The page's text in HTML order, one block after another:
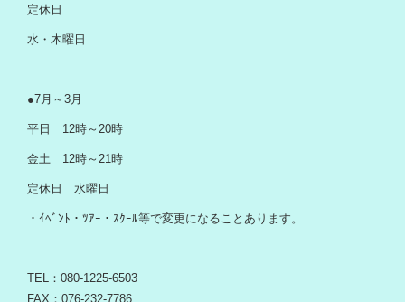
定休日
水・木曜日
●7月～3月
平日 12時～20時
金土 12時～21時
定休日 水曜日
・ｲﾍﾞﾝﾄ・ﾂｱｰ・ｽｸｰﾙ等で変更になることあります。
TEL：080-1225-6503
FAX：076-232-7786